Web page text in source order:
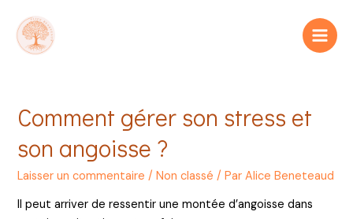
contenu
Main
Comment gérer son stress et
son angoisse ?
Laisser un commentaire /Non classé / ParAlice Beneteaud
Il peut arriver de ressentir une montée d’angoisse dans